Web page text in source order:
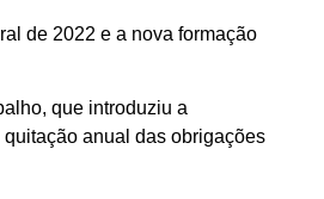
de 2022 e a nova formação
que introduziu a
anual das obrigações